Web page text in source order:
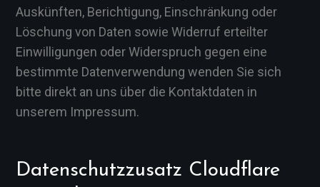
Auskünften, Berichtigung, Einschränkung oder
Löschung von Daten sowie Widerruf erteilter
Einwilligungen oder Widerspruch gegen eine
bestimmte Datenverwendung wenden Sie sich
bitte direkt an uns über die Kontaktdaten in
unserem Impressum.
Datenschutzzusatz Cloudflare